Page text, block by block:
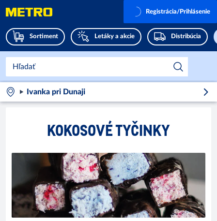
Sortiment Letáky a akcie Distribúcia
Registrácia/Prihlásenie
Ivanka pri Dunaji
KOKOSOVÉ TYČINKY